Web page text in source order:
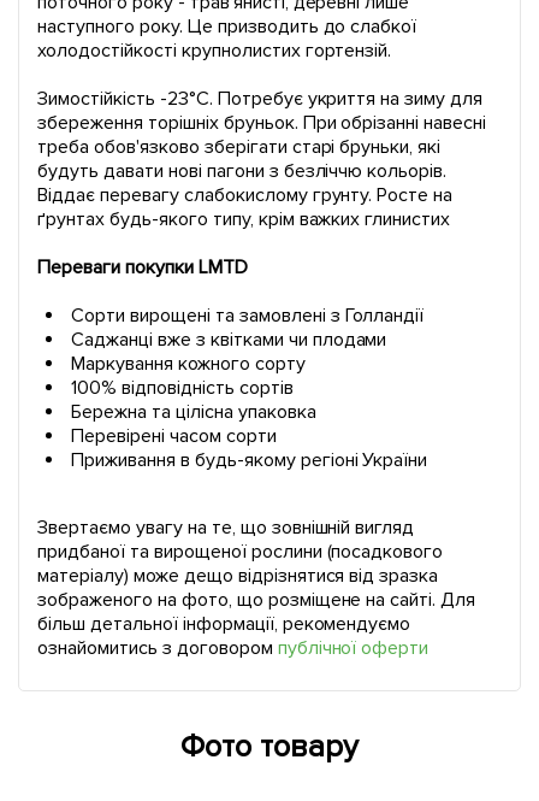
наступного року. Це призводить до слабкої
холодостійкості крупнолистих гортензій.
Зимостійкість -23°C. Потребує укриття на зиму для
збереження торішніх бруньок. При обрізанні навесні
треба обов'язково зберігати старі бруньки, які
будуть давати нові пагони з безліччю кольорів.
Віддає перевагу слабокислому грунту. Росте на
ґрунтах будь-якого типу, крім важких глинистих
Переваги покупки LMTD
Сорти вирощені та замовлені з Голландії
Саджанці вже з квітками чи плодами
Маркування кожного сорту
100% відповідність сортів
Бережна та цілісна упаковка
Перевірені часом сорти
Приживання в будь-якому регіоні України
Звертаємо увагу на те, що зовнішній вигляд
придбаної та вирощеної рослини (посадкового
матеріалу) може дещо відрізнятися від зразка
зображеного на фото, що розміщене на сайті. Для
більш детальної інформації, рекомендуємо
ознайомитись з договором публічної оферти
Фото товару